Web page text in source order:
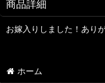
商品詳細
お嫁入りしました！あり
ホーム